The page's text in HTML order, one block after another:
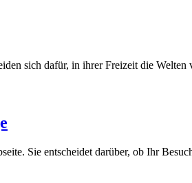
sich dafür, in ihrer Freizeit die
Sie entscheidet darüber, ob Ihr